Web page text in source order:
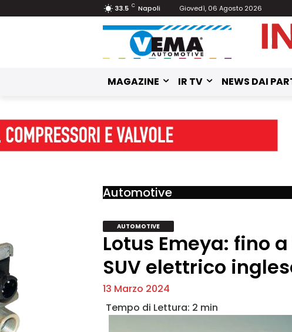
33.5 C Napoli Giovedì, 06 Agosto 2026
MAGAZINE IR TV NEWS DAI
Automotive
AUTOMOTIVE
Lotus Emeya: fino
SUV elettrico
13 Marzo 2024